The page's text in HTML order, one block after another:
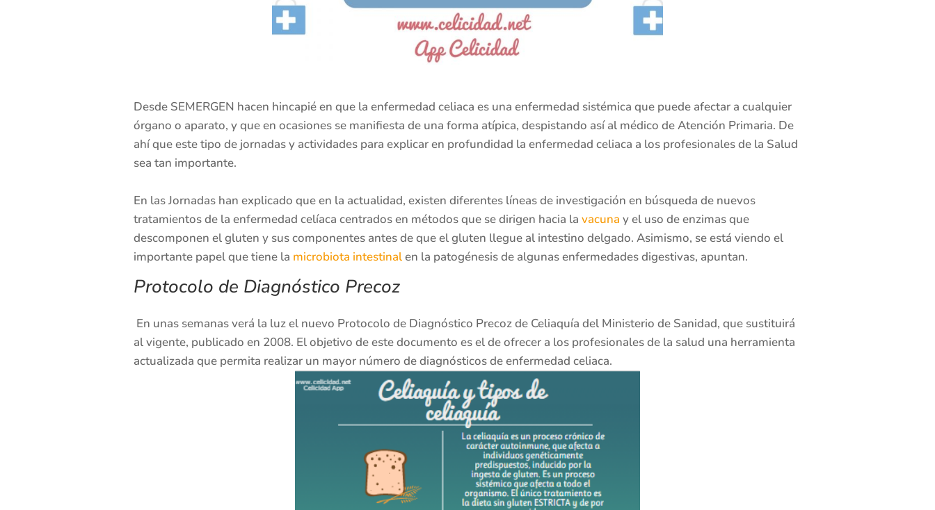
Desde SEMERGEN hacen hincapié en que la enfermedad celiaca es una enfermedad sistémica que puede afectar a cualquier
órgano o aparato, y que en ocasiones se manifiesta de una forma atípica, despistando así al médico de Atención Primaria. De
ahí que este tipo de jornadas y actividades para explicar en profundidad la enfermedad celiaca a los profesionales de la Salud
sea tan importante.
En las Jornadas han explicado que en la actualidad, existen diferentes líneas de investigación en búsqueda de nuevos
tratamientos de la enfermedad celíaca centrados en métodos que se dirigen hacia la vacuna y el uso de enzimas que
descomponen el gluten y sus componentes antes de que el gluten llegue al intestino delgado. Asimismo, se está viendo el
importante papel que tiene la microbiota intestinalen la patogénesis de algunas enfermedades digestivas, apuntan.
Protocolo de Diagnóstico Precoz
En unas semanas verá la luz el nuevo Protocolo de Diagnóstico Precoz de Celiaquía del Ministerio de Sanidad, que sustituirá
al vigente, publicado en 2008. El objetivo de este documento es el de ofrecer a los profesionales de la salud una herramienta
actualizada que permita realizar un mayor número de diagnósticos de enfermedad celiaca.